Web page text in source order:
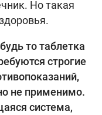
Но такая
то таблетка
строгие
не применимо.
система,